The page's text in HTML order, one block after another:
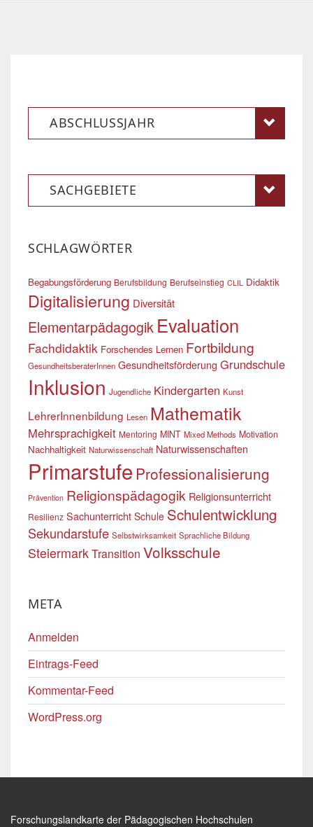
ABSCHLUSSJAHR
SACHGEBIETE
SCHLAGWÖRTER
Begabungsförderung Berufsbildung Berufseinstieg CLIL Didaktik
Digitalisierung Diversität
Elementarpädagogik Evaluation
Fachdidaktik Forschendes Lernen Fortbildung
GesundheitsberaterInnen Gesundheitsförderung Grundschule
Inklusion Jugendliche Kindergarten Kunst
LehrerInnenbildung Lesen Mathematik
Mehrsprachigkeit Mentoring MINT Mixed Methods Motivation
Nachhaltigkeit Naturwissenschaft Naturwissenschaften
Primarstufe Professionalisierung
Prävention Religionspädagogik Religionsunterricht
Resilienz Sachunterricht Schule Schulentwicklung
Sekundarstufe Selbstwirksamkeit Sprachliche Bildung
SteiermarkTransition Volksschule
META
Anmelden
Eintrags-Feed
Kommentar-Feed
WordPress.org
Forschungslandkarte der Pädagogischen Hochschulen